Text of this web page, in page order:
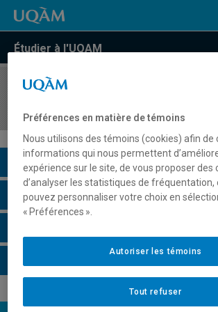
Étudier à l'UQAM
COURS//
Description du cours
Horaire - Été 2026
Préférences en matière de témoins
Nous utilisons des témoins (cookies) afin de
informations qui nous permettent
expérience sur le site, de vous proposer des
d’analyser les statistiques de fréquentation,
pouvez personnaliser votre choix en
« Préférences ».
Tout refuser
Autoriser les témoins